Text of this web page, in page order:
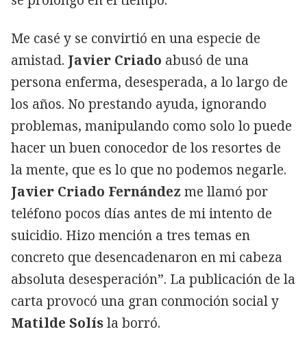
Me casé y se convirtió en una especie de
amistad. Javier Criado abusó de una
persona enferma, desesperada, a lo largo de
los años. No prestando ayuda, ignorando
problemas, manipulando como solo lo puede
hacer un buen conocedor de los resortes de
la mente, que es lo que no podemos negarle.
Javier Criado Fernández me llamó por
teléfono pocos días antes de mi intento de
suicidio. Hizo mención a tres temas en
concreto que desencadenaron en mi cabeza
absoluta desesperación”. La publicación de la
carta provocó una gran conmoción social y
Matilde Solísla borró.